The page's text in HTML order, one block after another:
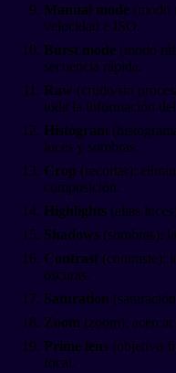
Manual mode (modo
velocidad e ISO.
Burst mode (modo
secuencia rápida.
Raw (crudo/sin
toda la información
Histogram
luces y sombras.
Crop (recortar):
composición.
Highlights (altas
Shadows (sombras):
Contrast (contraste):
oscuras.
Saturation
Zoom (zoom):
Prime lens (objetivo
focal.